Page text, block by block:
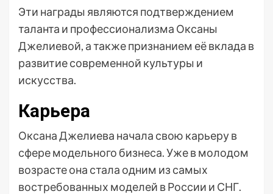
Эти награды являются подтверждением
таланта и профессионализма Оксаны
Джелиевой, а также признанием её вклада в
развитие современной культуры и
искусства.
Карьера
Оксана Джелиева начала свою карьеру в
сфере модельного бизнеса. Уже в молодом
возрасте она стала одним из самых
востребованных моделей в России и СНГ.